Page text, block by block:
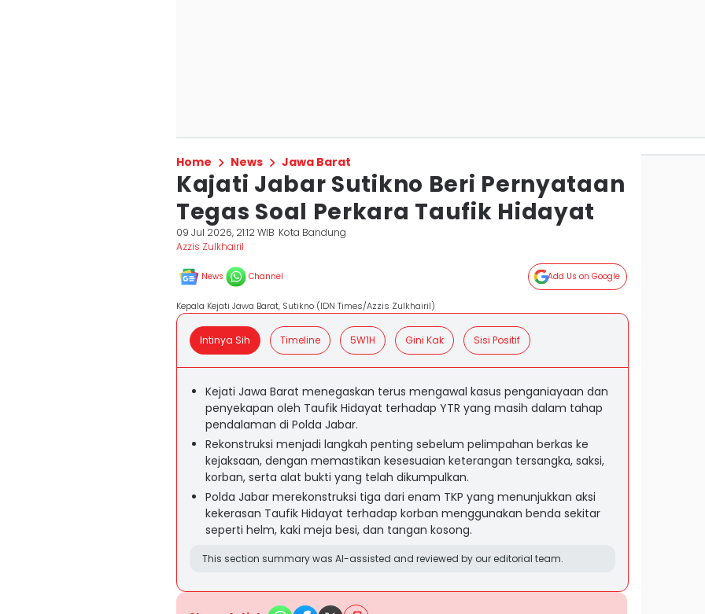
Home News Jawa Barat
Kajati Jabar Sutikno Beri Pernyataan
Tegas Soal Perkara Taufik Hidayat
09 Jul 2026, 21:12 WIB Kota Bandung
Azzis Zulkhairil
News Channel Add Us on Google
Kepala Kejati Jawa Barat, Sutikno (IDN Times/Azzis Zulkhairil)
Intinya Sih Timeline 5W1H Gini Kak Sisi Positif
Kejati Jawa Barat menegaskan terus mengawal kasus penganiayaan dan
penyekapan oleh Taufik Hidayat terhadap YTR yang masih dalam tahap
pendalaman di Polda Jabar.
Rekonstruksi menjadi langkah penting sebelum pelimpahan berkas ke
kejaksaan, dengan memastikan kesesuaian keterangan tersangka, saksi,
korban, serta alat bukti yang telah dikumpulkan.
Polda Jabar merekonstruksi tiga dari enam TKP yang menunjukkan aksi
kekerasan Taufik Hidayat terhadap korban menggunakan benda sekitar
seperti helm, kaki meja besi, dan tangan kosong.
This section summary was AI-assisted and reviewed by our editorial team.